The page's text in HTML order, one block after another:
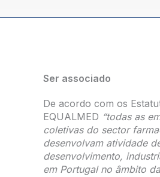
Ser associado
De acordo com os
EQUALMED “todas as
coletivas do sector
desenvolvam atividade
desenvolvimento,
em Portugal no âmbito